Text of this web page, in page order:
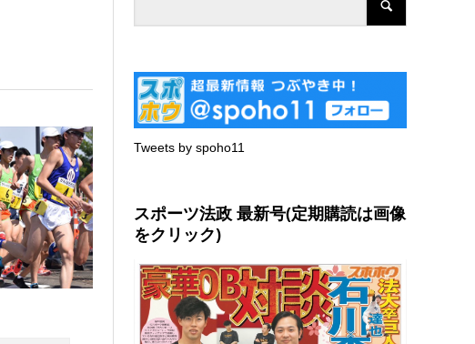
Tweets by spoho11
スポーツ法政 最新号(定期購読は画像
をクリック)